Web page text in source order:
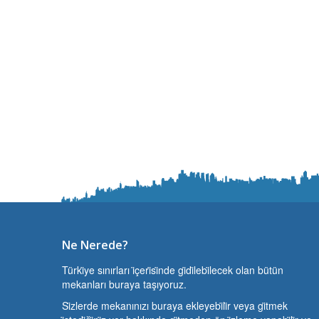
Ne Nerede?
Türki̇ye sınırları i̇çeri̇si̇nde gi̇di̇lebi̇lecek olan bütün
mekanları buraya taşıyoruz.
Si̇zlerde mekanınızı buraya ekleyebi̇li̇r veya gi̇tmek